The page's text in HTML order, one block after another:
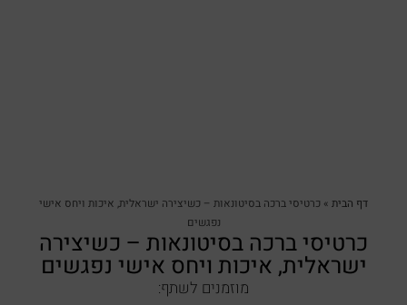
דף הבית » כרטיסי ברכה בסיטונאות – כשיצירה ישראלית, איכות ויחס אישי
נפגשים
כרטיסי ברכה בסיטונאות – כשיצירה
ישראלית, איכות ויחס אישי נפגשים
מוזמנים לשתף: